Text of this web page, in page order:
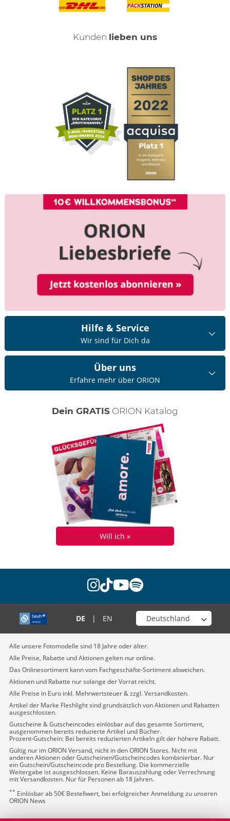
Kunden lieben uns
Hilfe & Service
Wir sind für Dich da
Über uns
Erfahre mehr über ORION
Dein GRATIS ORION Katalog
Will ich »
instagram
tiktok
youtube
spotify
DE | EN Wähle deinen Shop
Alle unsere Fotomodelle sind 18 Jahre oder älter.
Alle Preise, Rabatte und Aktionen gelten nur online.
Das Onlinesortiment kann vom Fachgeschäfte-Sortiment abweichen.
Aktionen und Rabatte nur solange der Vorrat reicht.
Alle Preise in Euro inkl. Mehrwertsteuer & zzgl. Versandkosten.
Artikel der Marke Fleshlight sind grundsätzlich von Aktionen und Rabatten
ausgeschlossen.
Gutscheine & Gutscheincodes einlösbar auf das gesamte Sortiment,
ausgenommen bereits reduzierte Artikel und Bücher.
Prozent-Gutschein: Bei bereits reduzierten Artikeln gilt der höhere Rabatt.
Gültig nur im ORION Versand, nicht in den ORION Stores. Nicht mit
anderen Aktionen oder Gutscheinen/Gutscheincodes kombinierbar. Nur
ein Gutschein/Gutscheincode pro Bestellung. Die kommerzielle
Weitergabe ist ausgeschlossen. Keine Barauszahlung oder Verrechnung
mit Versandkosten. Nur für Personen ab 18 Jahren.
** Einlösbar ab 50€ Bestellwert, bei erfolgreicher Anmeldung zu unseren
ORION News